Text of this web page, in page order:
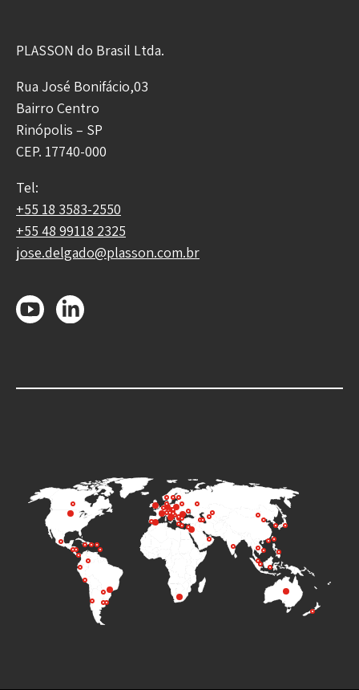
PLASSON do Brasil Ltda.
Rua José Bonifácio,03
Bairro Centro
Rinópolis – SP
CEP. 17740-000
Tel:
+55 18 3583-2550
+55 48 99118 2325
jose.delgado@plasson.com.br